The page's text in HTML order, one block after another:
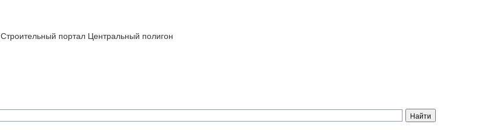
Строительный портал Центральный полигон